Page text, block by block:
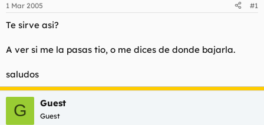
d
e
a
i
1 Mar 2005 #1
Te sirve asi?
A ver si me la pasas tio, o me dices de donde bajarla.
saludos
G Guest
Guest